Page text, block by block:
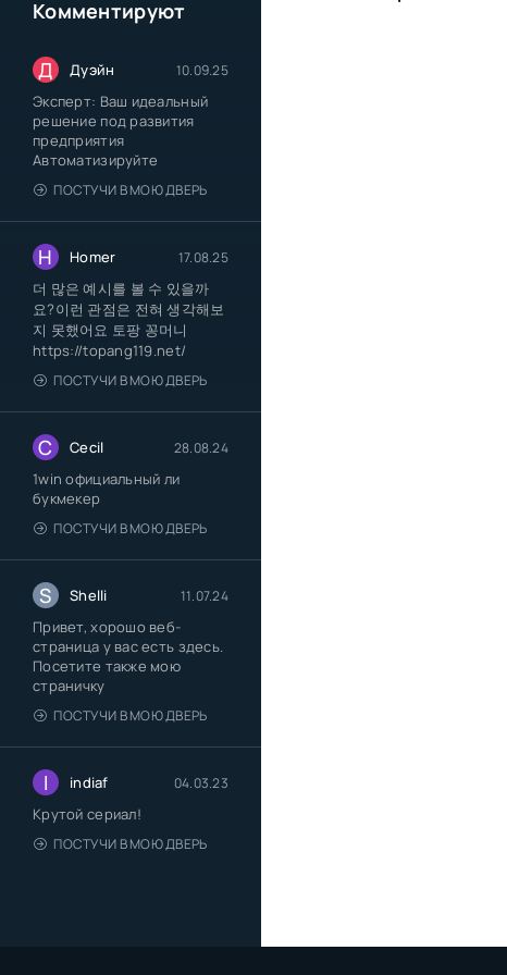
Комментируют
Д Дуэйн 10.09.25
Эксперт: Ваш идеальный
решение под развития
предприятия
Автоматизируйте
ПОСТУЧИ В МОЮ ДВЕРЬ
H Homer 17.08.25
더 많은 예시를 볼 수 있을까
요?이런 관점은 전혀 생각해보
지 못했어요 토팡 꽁머니
https://topang119.net/
ПОСТУЧИ В МОЮ ДВЕРЬ
C Cecil 28.08.24
1win официальный ли
букмекер
ПОСТУЧИ В МОЮ ДВЕРЬ
S Shelli 11.07.24
Привет, хорошо веб-
страница у вас есть здесь.
Посетите также мою
страничку
ПОСТУЧИ В МОЮ ДВЕРЬ
I indiaf 04.03.23
Крутой сериал!
ПОСТУЧИ В МОЮ ДВЕРЬ